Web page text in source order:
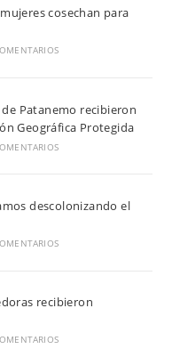
cosechan para
Patanemo recibieron
Geográfica Protegida
descolonizando el
recibieron